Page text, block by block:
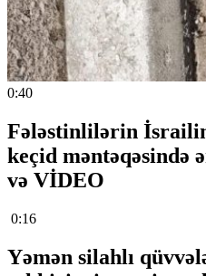
0:40
Fələstinlilərin
keçid məntəqəsində
və VİDEO
0:16
Yəmən silahlı